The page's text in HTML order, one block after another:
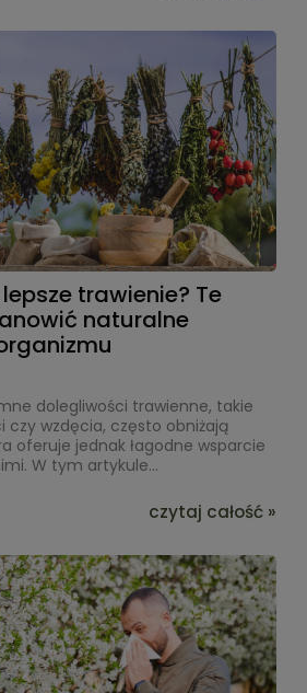
trawienie? Te
naturalne
dolegliwości trawienne, takie
czy wzdęcia, często obniżają
oferuje jednak łagodne wsparcie
W tym artykule...
czytaj całość »